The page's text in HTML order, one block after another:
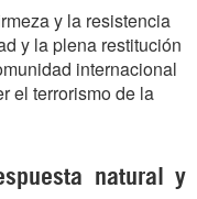
y la resistencia
y la plena restitución
internacional
el terrorismo de la
natural y